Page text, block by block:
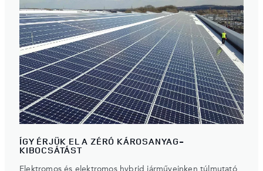
ÍGY ÉRJÜK EL A ZÉRÓ KÁROSANYAG-
KIBOCSÁTÁST
Elektromos és elektromos hybrid járműveinken túlmutató